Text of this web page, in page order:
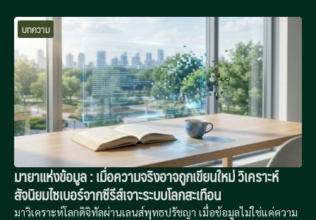
บทความ
มายาแห่งข้อมูล : เมื่อความจริงอาจถูกเขียนใหม่ วิเคราะห์
สัจนิยมไซเบอร์จากซีรีส์เจาะระบบโลกสะเทือน
มาวิเคราะห์โลกดิจิทัลผ่านเลนส์พุทธปรัชญา เมื่อข้อมูลไม่ใช่แค่ความ